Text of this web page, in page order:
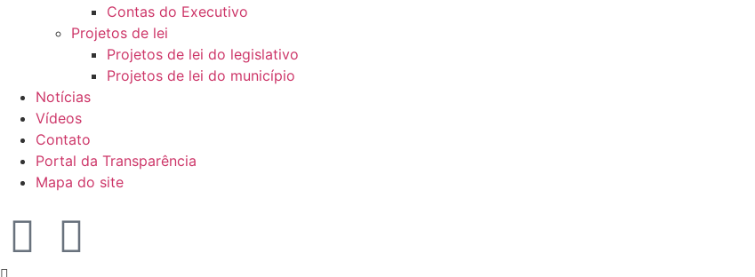
Contas do Executivo
Projetos de lei
Projetos de lei do legislativo
Projetos de lei do município
Notícias
Vídeos
Contato
Portal da Transparência
Mapa do site